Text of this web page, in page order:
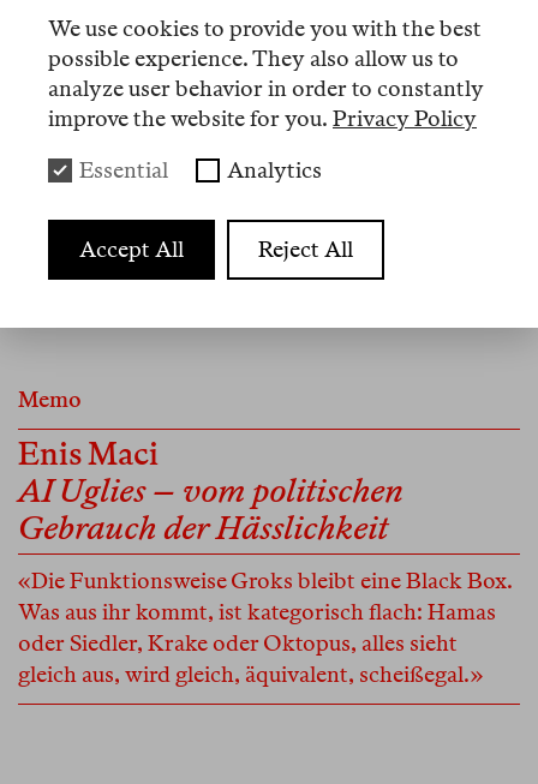
Im Spätkapitalismus leben immer mehr Menschen
allein – und sterben allein. Max-Planck-
Forschende haben untersucht, wie Gesellschaften
mit dem einsamen Sterben umgehen. Während
Krimis denken kann, sucht man in Japan wirkliche
+ En
Memo
Enis Maci
AI Uglies – vom politischen
Gebrauch der Hässlichkeit
«Die Funktionsweise Groks bleibt eine Black Box.
Was aus ihr kommt, ist kategorisch flach: Hamas
oder Siedler, Krake oder Oktopus, alles sieht
gleich aus, wird gleich, äquivalent, scheißegal.»
We use cookies to provide you with the best
possible experience. They also allow us to
analyze user behavior in order to constantly
improve the website for you. Privacy Policy
Essential Analytics
Accept All Reject All